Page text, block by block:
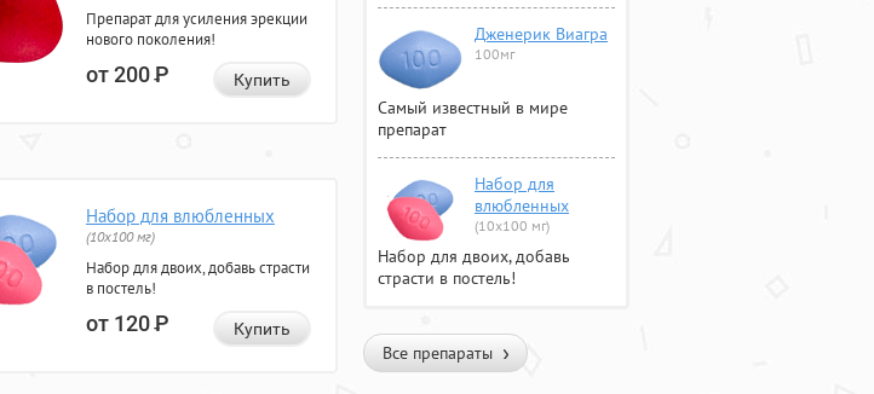
Препарат для усиления эрекции
нового поколения!
от 200Р Купить
Набор для влюбленных
(10х100 мг)
Набор для двоих, добавь страсти
в постель!
от 120Р Купить
Дженерик Виагра
100мг
Самый известный в мире
препарат
Набор для
влюбленных
(10х100 мг)
Набор для двоих, добавь
страсти в постель!
Все препараты